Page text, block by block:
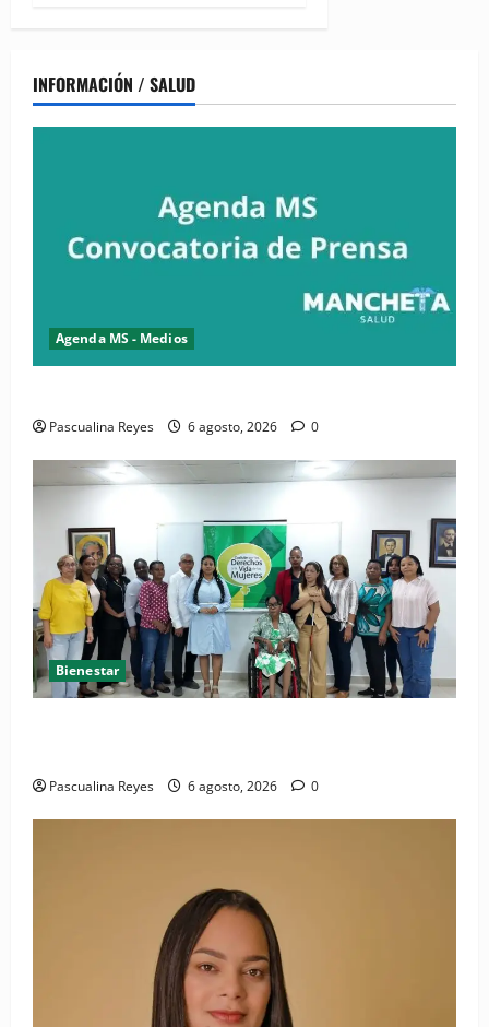
INFORMACIÓN / SALUD
Agenda MS - Medios
Pascualina Reyes 6 agosto, 2026 0
Bienestar
Pascualina Reyes 6 agosto, 2026 0